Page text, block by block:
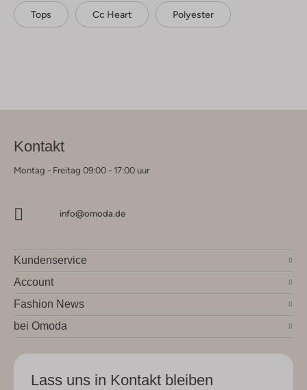
Tops Cc Heart Polyester
Kontakt
Montag - Freitag 09:00 - 17:00 uur
info@omoda.de
Kundenservice
Account
Fashion News
bei Omoda
Lass uns in Kontakt bleiben